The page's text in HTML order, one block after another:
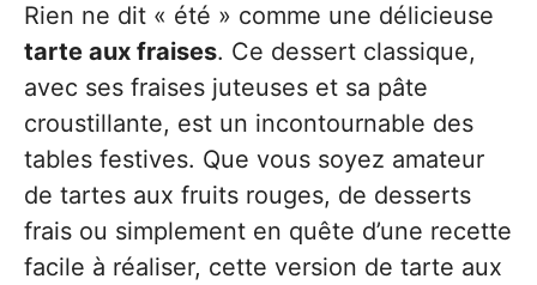
Rien ne dit « été » comme une délicieuse
tarte aux fraises. Ce dessert classique,
avec ses fraises juteuses et sa pâte
croustillante, est un incontournable des
tables festives. Que vous soyez amateur
de tartes aux fruits rouges, de desserts
frais ou simplement en quête d’une recette
facile à réaliser, cette version de tarte aux